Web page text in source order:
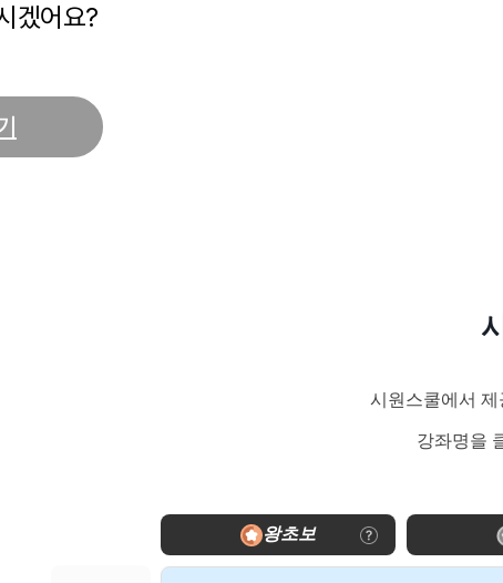
겠어요?
시원스쿨에서
강좌명을
왕초보